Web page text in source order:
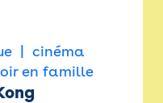
cinéma
en famille